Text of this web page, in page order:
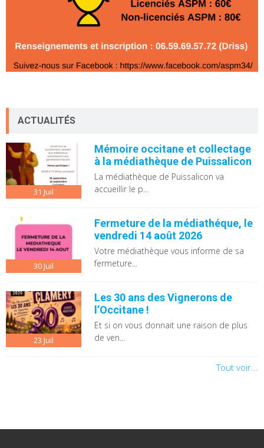
ACTUALITÉS
31 Juil
Mémoire occitane et collectage
à la médiathèque de Puissalicon
La médiathèque de Puissalicon va
accueillir le p...
30Juil
Fermeture de la médiathéque, le
vendredi 14 août 2026
Votre médiathèque vous informe de sa
fermeture...
23 Juil
Les 30 ans des Vignerons de
l’Occitane !
Et si on vous donnait une raison de plus
de ven...
Tout voir...